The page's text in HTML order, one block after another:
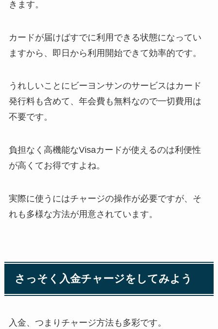
きます。
カードが届けばすでに利用できる状態になってい
ますから、即日から利用開始できて効率的です。
うれしいことにビーヨンサンのサービスはカード
発行料も含めて、年会費も無料なので一切費用は
不要です。
負担なく高機能なVisaカードが使えるのは利便性
が高くてお得ですよね。
実際に使うにはチャージの操作が必要ですが、そ
れも多様な方法が用意されています。
さっそく入金チャージをしてみよう
入金、つまりチャージ方法も多彩です。